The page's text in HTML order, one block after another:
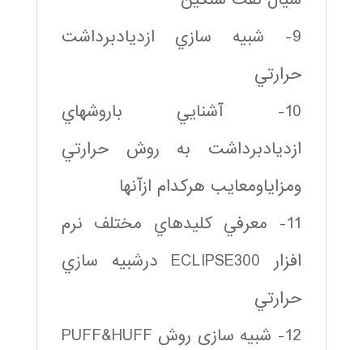
9- شبيه سازي ازديادبرداشت
حرارتي
10- آشنايي باروشهاي
ازديادبرداشت به روش حرارتي
ومزاياومعايب هركدام ازآنها
11- معرفي كليدهاي مختلف نرم
افزار ECLIPSE300 درشبيه سازي
حرارتي
12- شبیه سازی روش PUFF&HUFF